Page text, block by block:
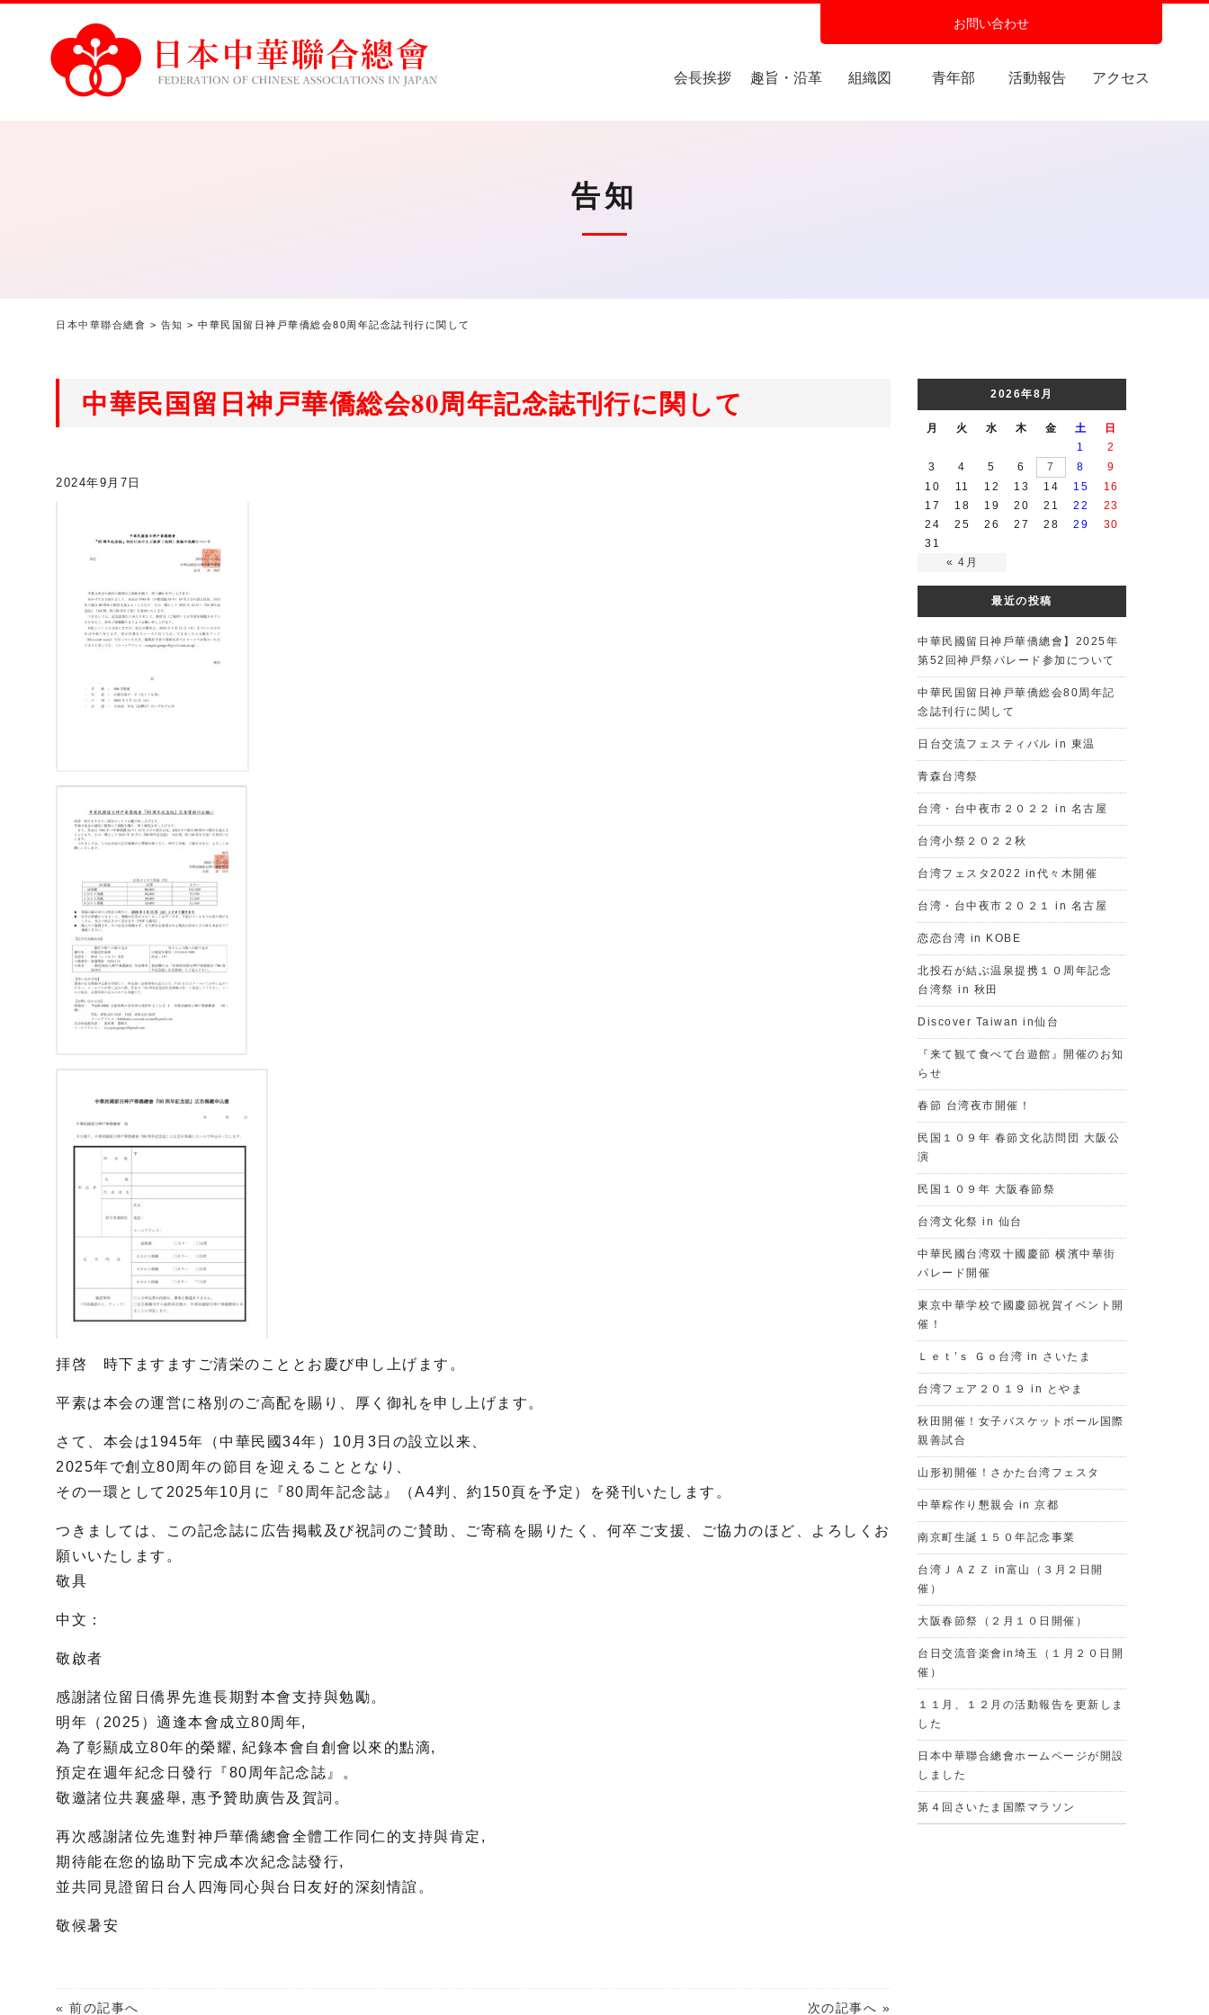
お問い合わせ
会長挨拶 趣旨・沿革 組織図 青年部 活動報告 アクセス
告知
日本中華聯合總會 > 告知 > 中華民国留日神戸華僑総会80周年記念誌刊行に関して
中華民国留日神戸華僑総会80周年記念誌刊行に関して
2024年9月7日
拝啓 時下ますますご清栄のこととお慶び申し上げます。
平素は本会の運営に格別のご高配を賜り、厚く御礼を申し上げます。
さて、本会は1945年（中華民國34年）10月3日の設立以来、
2025年で創立80周年の節目を迎えることとなり、
その一環として2025年10月に『80周年記念誌』（A4判、約150頁を予定）を発刊いたします。
つきましては、この記念誌に広告掲載及び祝詞のご賛助、ご寄稿を賜りたく、何卒ご支援、ご協力のほど、よろしくお
願いいたします。
敬具
中文：
敬啟者
感謝諸位留日僑界先進長期對本會支持與勉勵。
明年（2025）適逢本會成立80周年,
為了彰顯成立80年的榮耀, 紀錄本會自創會以來的點滴,
預定在週年紀念日發行『80周年記念誌』。
敬邀諸位共襄盛舉, 惠予贊助廣告及賀詞。
再次感謝諸位先進對神戶華僑總會全體工作同仁的支持與肯定,
期待能在您的協助下完成本次紀念誌發行,
並共同見證留日台人四海同心與台日友好的深刻情誼。
敬候暑安
« 前の記事へ 次の記事へ »
2026年8月
月 火 水 木 金 土 日
« 4月
1
2
3
4 5 6 7 8
9
10
11 12 13 14 15
16
17
18 19 20 21 22
23
24
25 26 27 28 29
30
31
最近の投稿
中華民國留日神戶華僑總會】2025年
第52回神戸祭パレード参加について
中華民国留日神戸華僑総会80周年記
念誌刊行に関して
日台交流フェスティバル in 東温
青森台湾祭
台湾・台中夜市２０２２ in 名古屋
台湾小祭２０２２秋
台湾フェスタ2022 in代々木開催
台湾・台中夜市２０２１ in 名古屋
恋恋台湾 in KOBE
北投石が結ぶ温泉提携１０周年記念
台湾祭 in 秋田
Discover Taiwan in仙台
『来て観て食べて台遊館』開催のお知
らせ
春節 台湾夜市開催！
民国１０９年 春節文化訪問団 大阪公
演
民国１０９年 大阪春節祭
台湾文化祭 in 仙台
中華民國台湾双十國慶節 横濱中華街
パレード開催
東京中華学校で國慶節祝賀イベント開
催！
Ｌｅｔ’ｓ Ｇｏ台湾 in さいたま
台湾フェア２０１９ in とやま
秋田開催！女子バスケットボール国際
親善試合
山形初開催！さかた台湾フェスタ
中華粽作り懇親会 in 京都
南京町生誕１５０年記念事業
台湾ＪＡＺＺ in富山（３月２日開
催）
大阪春節祭（２月１０日開催）
台日交流音楽會in埼玉（１月２０日開
催）
１１月、１２月の活動報告を更新しま
した
日本中華聯合總會ホームページが開設
しました
第４回さいたま国際マラソン